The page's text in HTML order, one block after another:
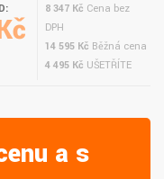
8 347 Kč Cena bez
DPH
14 595 Kč Běžná cena
4 495 Kč UŠETŘÍTE
a s